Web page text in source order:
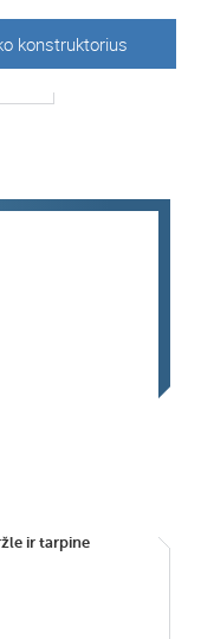
konstruktorius
ir tarpine